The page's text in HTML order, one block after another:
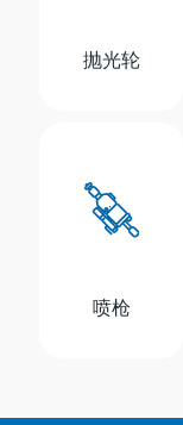
抛光轮
喷枪